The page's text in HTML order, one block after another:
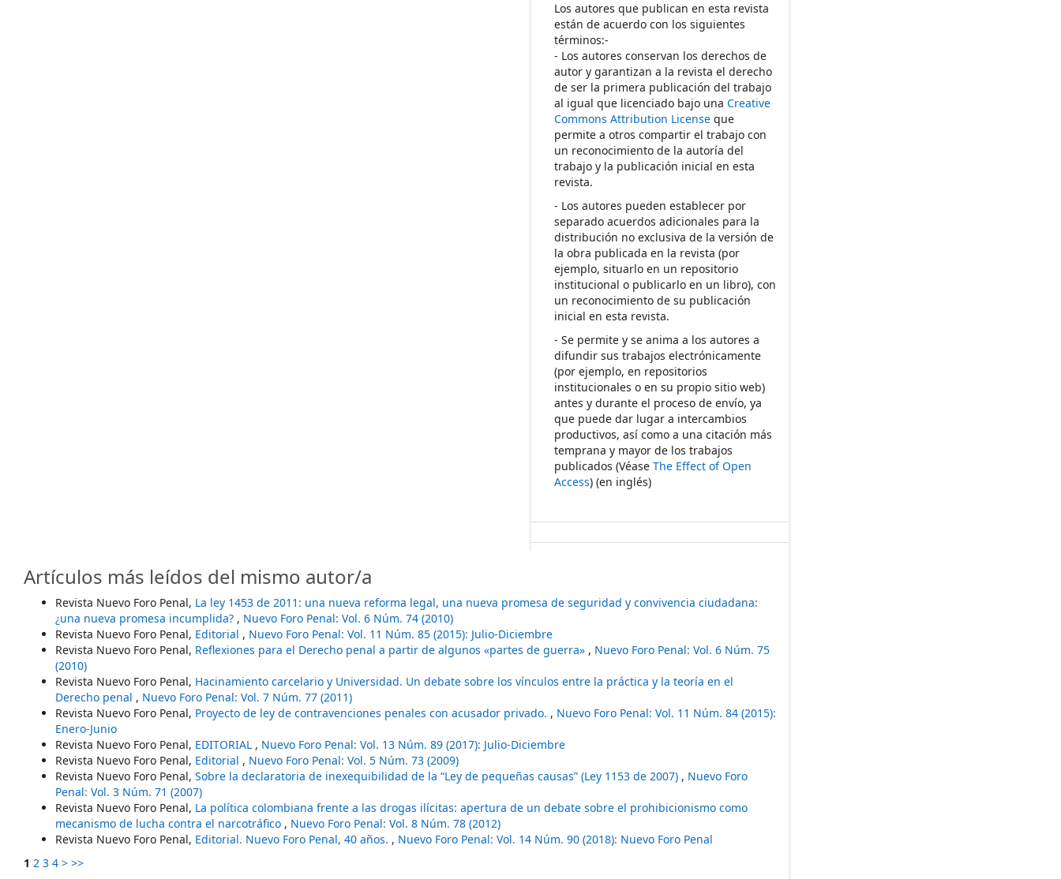
Los autores que publican en esta revista
están de acuerdo con los siguientes
términos:-
- Los autores conservan los derechos de
autor y garantizan a la revista el derecho
de ser la primera publicación del trabajo
al igual que licenciado bajo unaCreative
Commons Attribution License que
permite a otros compartir el trabajo con
un reconocimiento de la autoría del
trabajo y la publicación inicial en esta
revista.
- Los autores pueden establecer por
separado acuerdos adicionales para la
distribución no exclusiva de la versión de
la obra publicada en la revista (por
ejemplo, situarlo en un repositorio
institucional o publicarlo en un libro), con
un reconocimiento de su publicación
inicial en esta revista.
- Se permite y se anima a los autores a
difundir sus trabajos electrónicamente
(por ejemplo, en repositorios
institucionales o en su propio sitio web)
antes y durante el proceso de envío, ya
que puede dar lugar a intercambios
productivos, así como a una citación más
temprana y mayor de los trabajos
publicados (VéaseThe Effect of Open
Access) (en inglés)
Artículos más leídos del mismo autor/a
Revista Nuevo Foro Penal, La ley 1453 de 2011: una nueva reforma legal, una nueva promesa de seguridad y convivencia ciudadana:
¿una nueva promesa incumplida? , Nuevo Foro Penal: Vol. 6 Núm. 74 (2010)
Revista Nuevo Foro Penal, Editorial , Nuevo Foro Penal: Vol. 11 Núm. 85 (2015): Julio-Diciembre
Revista Nuevo Foro Penal, Reflexiones para el Derecho penal a partir de algunos «partes de guerra» , Nuevo Foro Penal: Vol. 6 Núm. 75
(2010)
Revista Nuevo Foro Penal, Hacinamiento carcelario y Universidad. Un debate sobre los vínculos entre la práctica y la teoría en el
Derecho penal , Nuevo Foro Penal: Vol. 7 Núm. 77 (2011)
Revista Nuevo Foro Penal, Proyecto de ley de contravenciones penales con acusador privado. , Nuevo Foro Penal: Vol. 11 Núm. 84 (2015):
Enero-Junio
Revista Nuevo Foro Penal, EDITORIAL , Nuevo Foro Penal: Vol. 13 Núm. 89 (2017): Julio-Diciembre
Revista Nuevo Foro Penal, Editorial , Nuevo Foro Penal: Vol. 5 Núm. 73 (2009)
Revista Nuevo Foro Penal, Sobre la declaratoria de inexequibilidad de la “Ley de pequeñas causas” (Ley 1153 de 2007) , Nuevo Foro
Penal: Vol. 3 Núm. 71 (2007)
Revista Nuevo Foro Penal, La política colombiana frente a las drogas ilícitas: apertura de un debate sobre el prohibicionismo como
mecanismo de lucha contra el narcotráfico , Nuevo Foro Penal: Vol. 8 Núm. 78 (2012)
Revista Nuevo Foro Penal, Editorial. Nuevo Foro Penal, 40 años. , Nuevo Foro Penal: Vol. 14 Núm. 90 (2018): Nuevo Foro Penal
1 2 3 4 > >>